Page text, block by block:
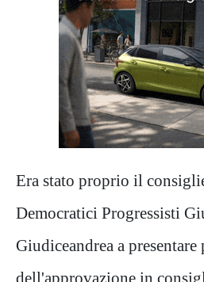
Era stato proprio il
Democratici Progressisti
Giudiceandrea a presentare
dell'approvazione in